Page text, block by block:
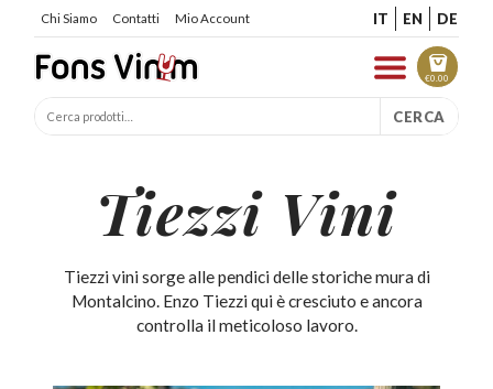
Chi Siamo Contatti Mio Account IT EN DE
€0.00
CERCA
Tiezzi Vini
Tiezzi vini sorge alle pendici delle storiche mura di
Montalcino. Enzo Tiezzi qui è cresciuto e ancora
controlla il meticoloso lavoro.